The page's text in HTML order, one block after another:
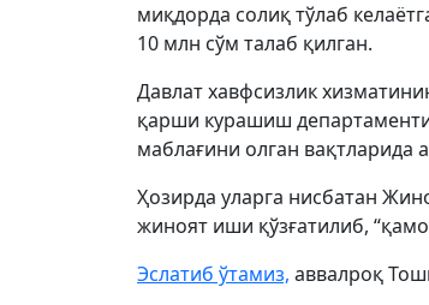
миқдорда солиқ тўлаб
10 млн сўм талаб қилган.
Давлат хавфсизлик
қарши курашиш департаменти
маблағини олган вақтларида
Ҳозирда уларга нисбатан
жиноят иши қўзғатилиб,
Эслатиб ўтамиз, аввалроқ